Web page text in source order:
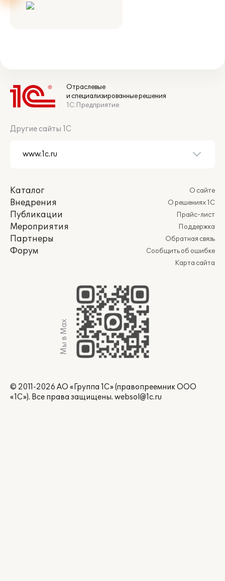
Отраслевые
и специализированные решения
1С:Предприятие
Другие сайты 1С
Каталог
Внедрения
Публикации
Мероприятия
Партнеры
Форум
О сайте
О решениях 1С
Прайс-лист
Поддержка
Обратная связь
Сообщить об ошибке
Карта сайта
Мы в Max
© 2011-2026 АО «Группа 1С» (правопреемник ООО
«1С»). Все права защищены. websol@1c.ru